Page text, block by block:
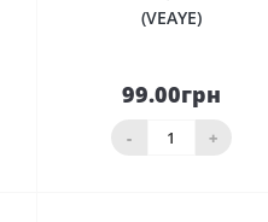
(VEAYE)
99.00грн
- +
кошика